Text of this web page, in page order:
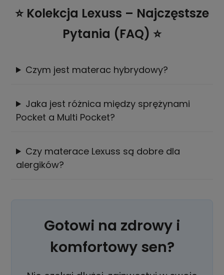
⭐ Kolekcja Lexuss – Najczęstsze
Pytania (FAQ) ⭐
Czym jest materac hybrydowy?
Jaka jest różnica między sprężynami
Pocket a Multi Pocket?
Czy materace Lexuss są dobre dla
alergików?
Gotowi na zdrowy i
komfortowy sen?